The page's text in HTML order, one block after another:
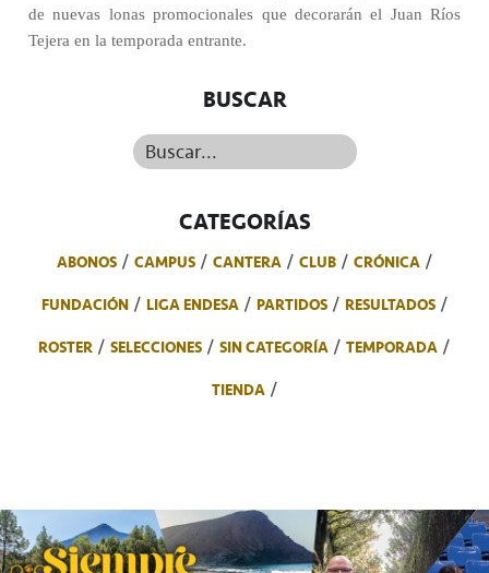
de nuevas lonas promocionales que decorarán el Juan Ríos
Tejera en la temporada entrante.
BUSCAR
Buscar...
CATEGORÍAS
ABONOS CAMPUS CANTERA CLUB
CRÓNICA
FUNDACIÓN
LIGA ENDESA PARTIDOS
RESULTADOS
ROSTER
SELECCIONES SIN CATEGORÍA
TEMPORADA
TIENDA